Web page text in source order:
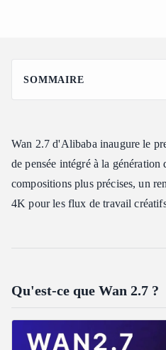
SOMMAIRE
Qu'est-ce que Wan 2.7 ?
concurrents
Fonctionnalités principales de
1. Mode de réflexion « Chaîne
2. Rendu de texte supérieur
6. Édition d'image basée sur les
Qui devrait utiliser Wan 2.7 ?
Wan 2.7 d'Alibaba inaugure le
de pensée intégré à la
compositions plus précises, un
4K pour les flux de travail
Qu'est-ce que Wan 2.7 ?